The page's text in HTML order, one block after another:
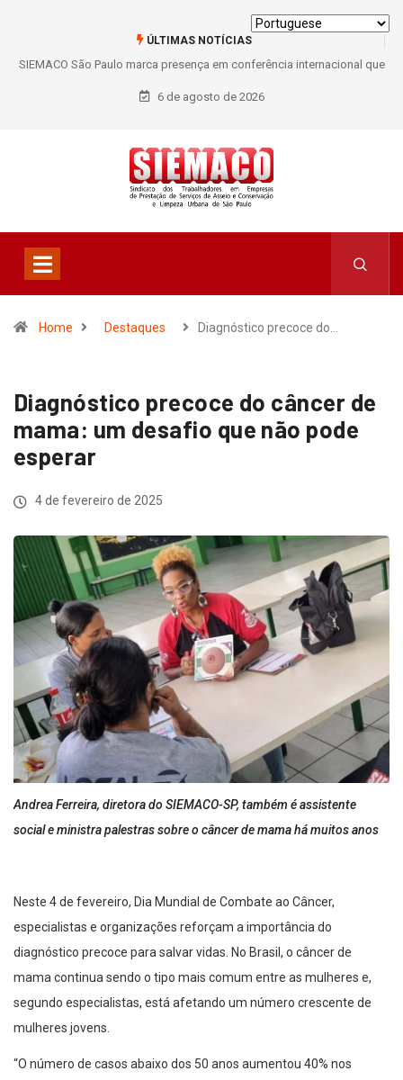
ÚLTIMAS NOTÍCIAS
SIEMACO São Paulo marca presença em conferência internacional que
debate os desafios do setor de limpeza e segurança
6 de agosto de 2026
Home Destaques Diagnóstico precoce do…
Diagnóstico precoce do câncer de
mama: um desafio que não pode
esperar
4 de fevereiro de 2025
Andrea Ferreira, diretora do SIEMACO-SP, também é assistente
social e ministra palestras sobre o câncer de mama há muitos anos
Neste 4 de fevereiro, Dia Mundial de Combate ao Câncer,
especialistas e organizações reforçam a importância do
diagnóstico precoce para salvar vidas. No Brasil, o câncer de
mama continua sendo o tipo mais comum entre as mulheres e,
segundo especialistas, está afetando um número crescente de
mulheres jovens.
“O número de casos abaixo dos 50 anos aumentou 40% nos